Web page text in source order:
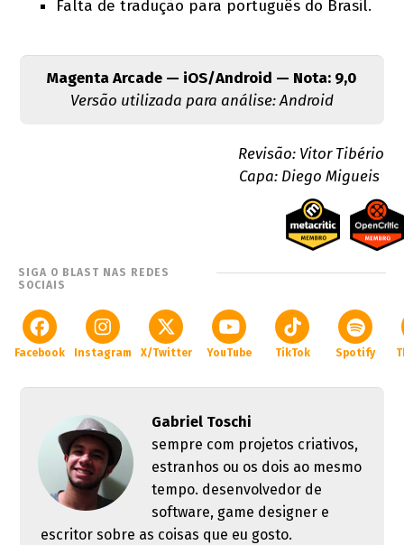
Falta de tradução para português do Brasil.
Magenta Arcade — iOS/Android — Nota: 9,0
Versão utilizada para análise: Android
Revisão: Vitor Tibério
Capa: Diego Migueis
SIGA O BLAST NAS REDES
SOCIAIS
Facebook Instagram X/Twitter YouTube TikTok Spotify
Gabriel Toschi
sempre com projetos criativos,
estranhos ou os dois ao mesmo
tempo. desenvolvedor de
software, game designer e
escritor sobre as coisas que eu gosto.